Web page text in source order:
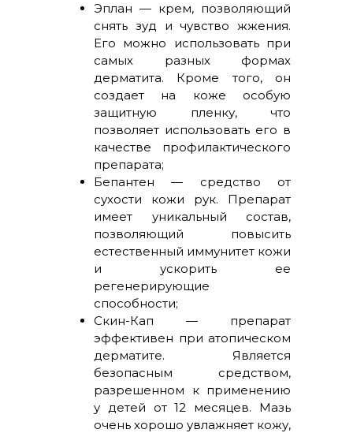
Эплан — крем, позволяющий
снять зуд и чувство жжения.
Его можно использовать при
самых разных формах
дерматита. Кроме того, он
создает на коже особую
защитную пленку, что
позволяет использовать его в
качестве профилактического
препарата;
Бепантен — средство от
сухости кожи рук. Препарат
имеет уникальный состав,
позволяющий повысить
естественный иммунитет кожи
и ускорить ее
регенерирующие
способности;
Скин-Кап — препарат
эффективен при атопическом
дерматите. Является
безопасным средством,
разрешенном к применению
у детей от 12 месяцев. Мазь
очень хорошо увлажняет кожу,